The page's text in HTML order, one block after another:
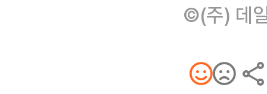
©(주) 데